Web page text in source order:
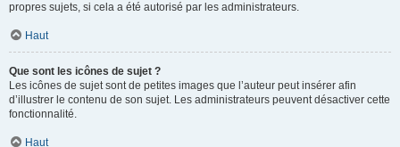
propres sujets, si cela a été autorisé par les administrateurs.
Haut
Que sont les icônes de sujet ?
Les icônes de sujet sont de petites images que l’auteur peut insérer afin
d’illustrer le contenu de son sujet. Les administrateurs peuvent désactiver cette
fonctionnalité.
Haut